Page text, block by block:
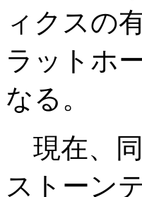
ィクスの
ラットホ
なる。
現在、
ストーン